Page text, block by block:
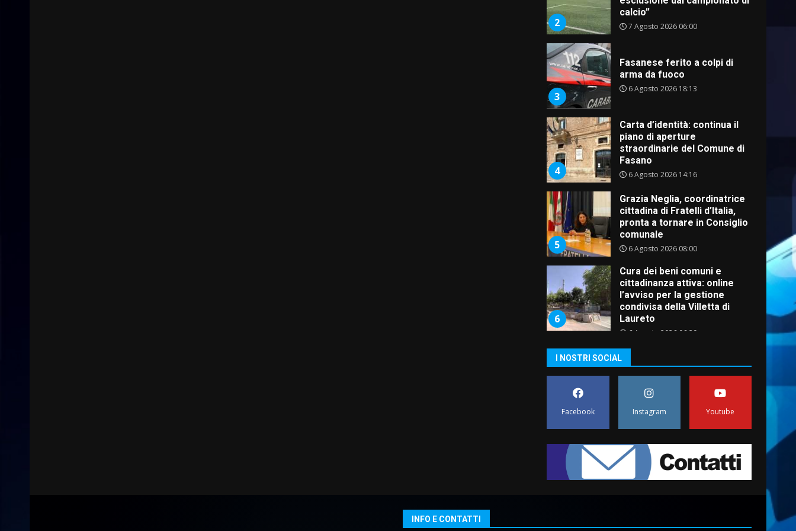
2
calcio”
7 Agosto 2026 06:00
3
Fasanese ferito a colpi di
arma da fuoco
6 Agosto 2026 18:13
4
Carta d’identità: continua il
piano di aperture
straordinarie del Comune di
Fasano
6 Agosto 2026 14:16
5
Grazia Neglia, coordinatrice
cittadina di Fratelli d’Italia,
pronta a tornare in Consiglio
comunale
6 Agosto 2026 08:00
6
Cura dei beni comuni e
cittadinanza attiva: online
l’avviso per la gestione
condivisa della Villetta di
Laureto
6 Agosto 2026 06:20
prima assoluta de “L’Albergo
Belvedere. Il rapimento”
6 Agosto 2026 06:15
appuntamento con “Fasano in
Banda”
7 Agosto 2026 06:05
I NOSTRI SOCIAL
Facebook Instagram Youtube
INFO E CONTATTI